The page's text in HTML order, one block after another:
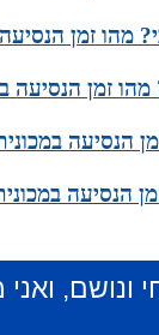
מהו זמן
זמן הנסיעה
הנסיעה
הנסיעה
ונושם,